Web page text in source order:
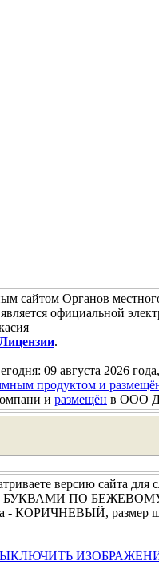
сайтом Органов
является официальной
.
09 августа 2026
продуктом и
и размещён в ООО
версию сайта для
БУКВАМИ ПО
- КОРИЧНЕВЫЙ, размер